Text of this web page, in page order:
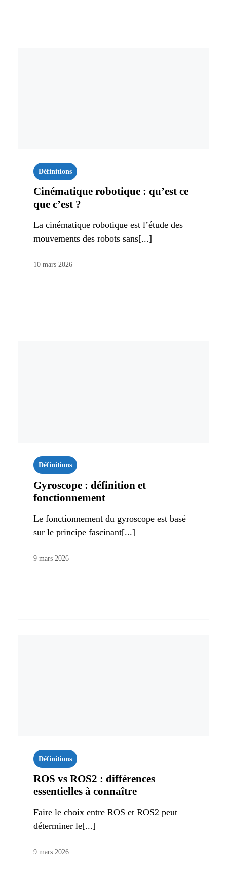
Définitions
Cinématique robotique : qu’est ce
que c’est ?
La cinématique robotique est l’étude des
mouvements des robots sans[...]
10 mars 2026
Définitions
Gyroscope : définition et
fonctionnement
Le fonctionnement du gyroscope est basé
sur le principe fascinant[...]
9 mars 2026
Définitions
ROS vs ROS2 : différences
essentielles à connaître
Faire le choix entre ROS et ROS2 peut
déterminer le[...]
9 mars 2026